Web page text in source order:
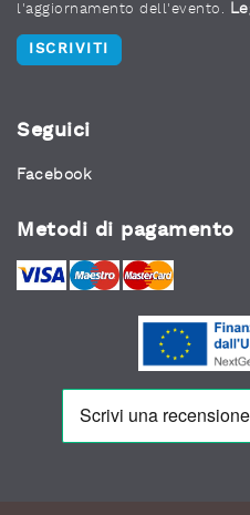
l'aggiornamento dell'evento.
ISCRIVITI
Seguici
Facebook
Metodi di pagamento